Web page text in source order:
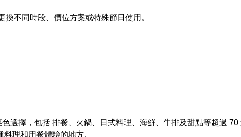
不同時段、價位方案或特殊節日使用。
選擇，包括 排餐、火鍋、日式料理、海鮮、牛排及甜點等超過 70
理和用餐體驗的地方。